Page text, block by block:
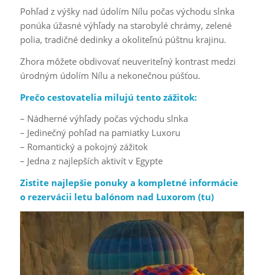
Pohľad z výšky nad údolím Nílu počas východu slnka
ponúka úžasné výhľady na starobylé chrámy, zelené
polia, tradičné dedinky a okoliteľnú púštnu krajinu.
Zhora môžete obdivovať neuveriteľný kontrast medzi
úrodným údolím Nílu a nekonečnou púšťou.
Prečo cestovatelia milujú tento zážitok:
– Nádherné výhľady počas východu slnka
– Jedinečný pohľad na pamiatky Luxoru
– Romantický a pokojný zážitok
– Jedna z najlepších aktivít v Egypte
Zistite najlepšie ponuky a kompletné informácie
o rezervácii letu balónom nad Luxorom (tu)